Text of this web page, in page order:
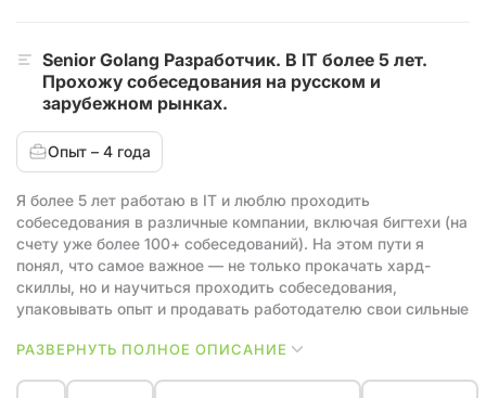
Senior Golang Разработчик. В IT более 5 лет.
Прохожу собеседования на русском и
зарубежном рынках.
Опыт – 4 года
Я более 5 лет работаю в IT и люблю проходить
собеседования в различные компании, включая бигтехи (на
счету уже более 100+ собеседований). На этом пути я
понял, что самое важное — не только прокачать хард-
скиллы, но и научиться проходить собеседования,
упаковывать опыт и продавать работодателю свои сильные
РАЗВЕРНУТЬ ПОЛНОЕ ОПИСАНИЕ